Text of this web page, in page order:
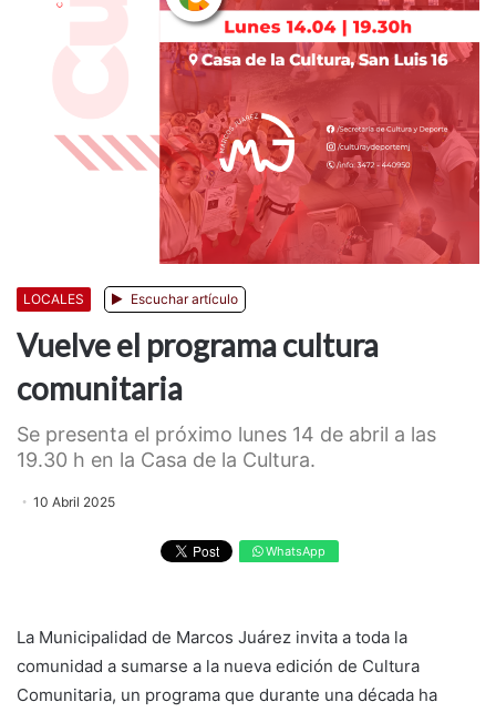
LOCALES Escuchar artículo
Vuelve el programa cultura
comunitaria
Se presenta el próximo lunes 14 de abril a las
19.30 h en la Casa de la Cultura.
10 Abril 2025
WhatsApp
La Municipalidad de Marcos Juárez invita a toda la
comunidad a sumarse a la nueva edición de Cultura
Comunitaria, un programa que durante una década ha